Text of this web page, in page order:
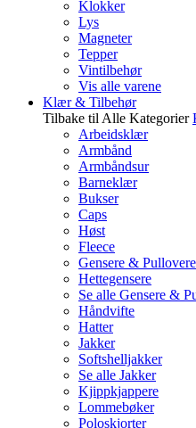
Klokker
Lys
Magneter
Tepper
Vintilbehør
Vis alle varene
Klær & Tilbehør
Tilbake til Alle Kategorier
Arbeidsklær
Armbånd
Armbåndsur
Barneklær
Bukser
Caps
Høst
Fleece
Gensere & Pullovere
Hettegensere
Se alle Gensere &
Håndvifte
Hatter
Jakker
Softshelljakker
Se alle Jakker
Kjippkjappere
Lommebøker
Poloskjorter